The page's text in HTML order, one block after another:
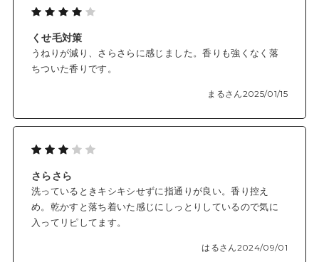
くせ毛対策
うねりが減り、さらさらに感じました。香りも強くなく落
ちついた香りです。
まるさん2025/01/15
さらさら
洗っているときキシキシせずに指通りが良い。香り控え
め。乾かすと落ち着いた感じにしっとりしているので気に
入ってリピしてます。
はるさん2024/09/01